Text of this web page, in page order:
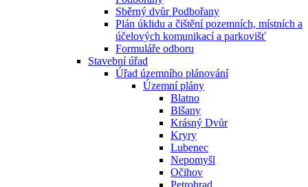
Sběrný dvůr Podbořany
Plán úklidu a čištění pozemních, místních a
účelových komunikací a parkovišť
Formuláře odboru
Stavební úřad
Úřad územního plánování
Územní plány
Blatno
Blšany
Krásný Dvůr
Kryry
Lubenec
Nepomyšl
Očihov
Petrohrad